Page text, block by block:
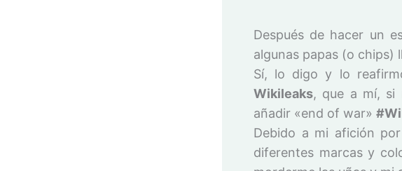
Después de hacer un
algunas papas (o chips)
Sí, lo digo y lo
Wikileaks, que a mí, si
añadir «end of war»
Debido a mi afición
diferentes marcas y